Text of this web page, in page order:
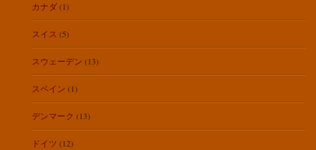
カナダ(1)
スイス (5)
スウェーデン (13)
スペイン (1)
デンマーク (13)
ドイツ (12)